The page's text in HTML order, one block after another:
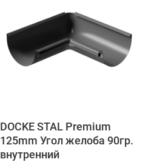
DOCKE STAL Premium
125mm Угол желоба 90гр.
внутренний